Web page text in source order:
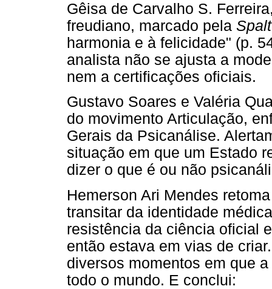
Gêisa de Carvalho S.
freudiano, marcado pela
harmonia e à felicidade" (p.
analista não se ajusta a
nem a certificações oficiais.
Gustavo Soares e Valéria
do movimento Articulação,
Gerais da Psicanálise.
situação em que um Estado
dizer o que é ou não
Hemerson Ari Mendes
transitar da identidade
resistência da ciência oficial
então estava em vias de
diversos momentos em que
todo o mundo. E conclui: